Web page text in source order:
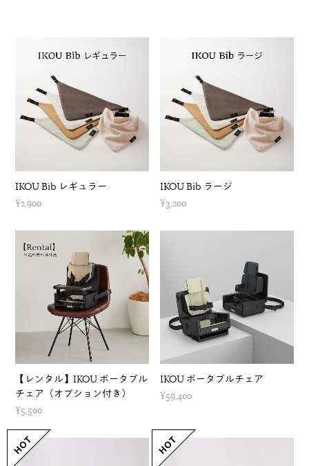
IKOU Bib レギュラー
¥2,900
IKOU Bib ラージ
¥3,200
【レンタル】IKOU ポータブル
チェア（オプション付き）
¥5,500
IKOU ポータブルチェア
¥59,400